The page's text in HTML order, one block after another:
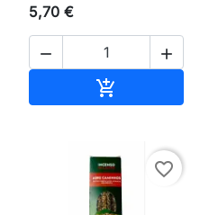
5,70 €
 

favorite_border